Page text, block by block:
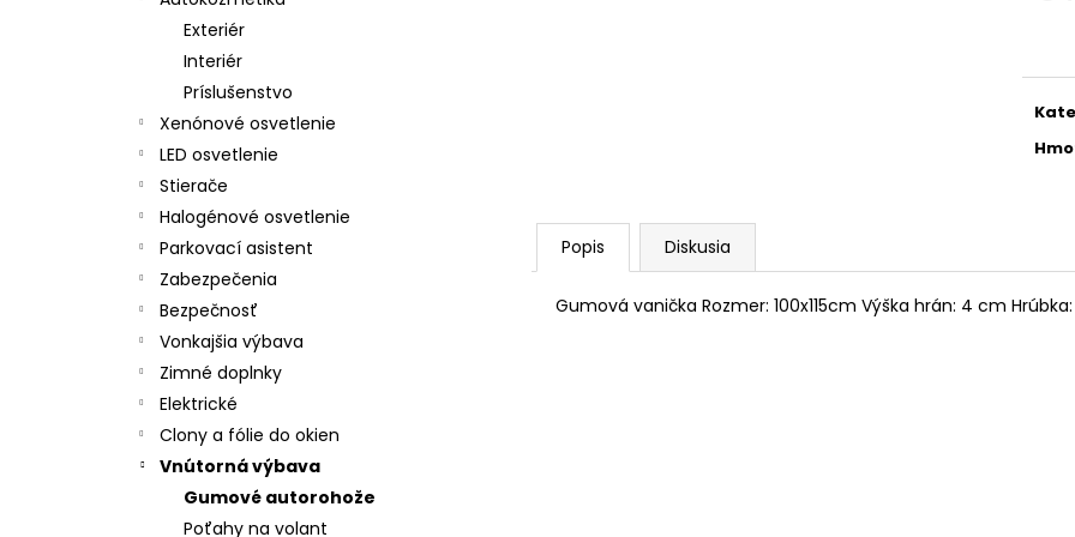
Exteriér
Interiér
Príslušenstvo
Xenónové osvetlenie
LED osvetlenie
Stierače
Halogénové osvetlenie
Parkovací asistent
Zabezpečenia
Bezpečnosť
Vonkajšia výbava
Zimné doplnky
Elektrické
Clony a fólie do okien
Vnútorná výbava
Gumové autorohože
Poťahy na volant
Popis Diskusia
Gumová vanička Rozmer: 100x115cm Výška hrán: 4 cm
LED T5 ČERVENÁ, 12V, 3LED / SMD
ŠPORTOVÝ
PODVOZOK